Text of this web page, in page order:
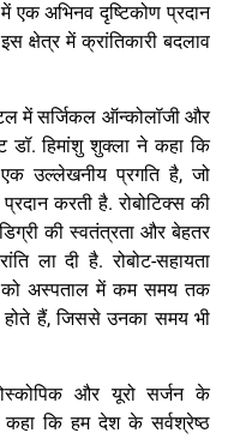
में एक अभिनव दृष्टिकोण प्रदान
इस क्षेत्र में क्रांतिकारी बदलाव
में सर्जिकल ऑन्कोलॉजी और
डॉ.हिमांशु शुक्ला ने कहा कि
एक उल्लेखनीय प्रगति है,जो
प्रदान करती है.रोबोटिक्स की
की स्वतंत्रता और बेहतर
ला दी है.रोबोट-सहायता
को अस्पताल में कम समय तक
होते हैं,जिससे उनका समय भी
और यूरो सर्जन के
कहा कि हम देश के सर्वश्रेष्ठ